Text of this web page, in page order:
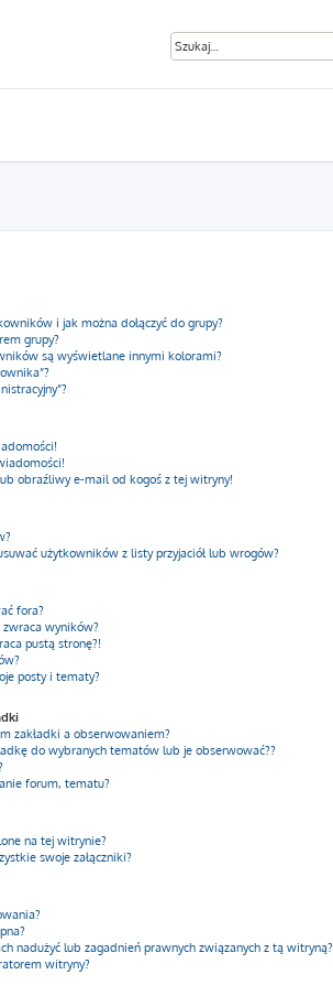
i jak można dołączyć do grupy?
grupy?
są wyświetlane innymi kolorami?
obraźliwy e-mail od kogoś z tej witryny!
użytkowników z listy przyjaciół lub wrogów?
fora?
wyników?
pustą stronę?!
posty i tematy?
zakładki a obserwowaniem?
do wybranych tematów lub je obserwować??
forum, tematu?
na tej witrynie?
swoje załączniki?
nadużyć lub zagadnień prawnych związanych z tą witryną?
witryny?